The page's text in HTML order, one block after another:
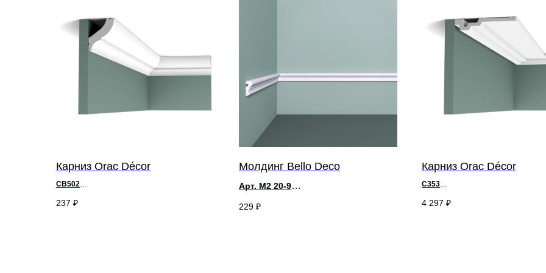
Карниз Orac Décor
CB502
237 ₽
Молдинг Bello Deco
Арт. М2 20-9
229 ₽
Карниз Orac Décor
C353
4 297 ₽